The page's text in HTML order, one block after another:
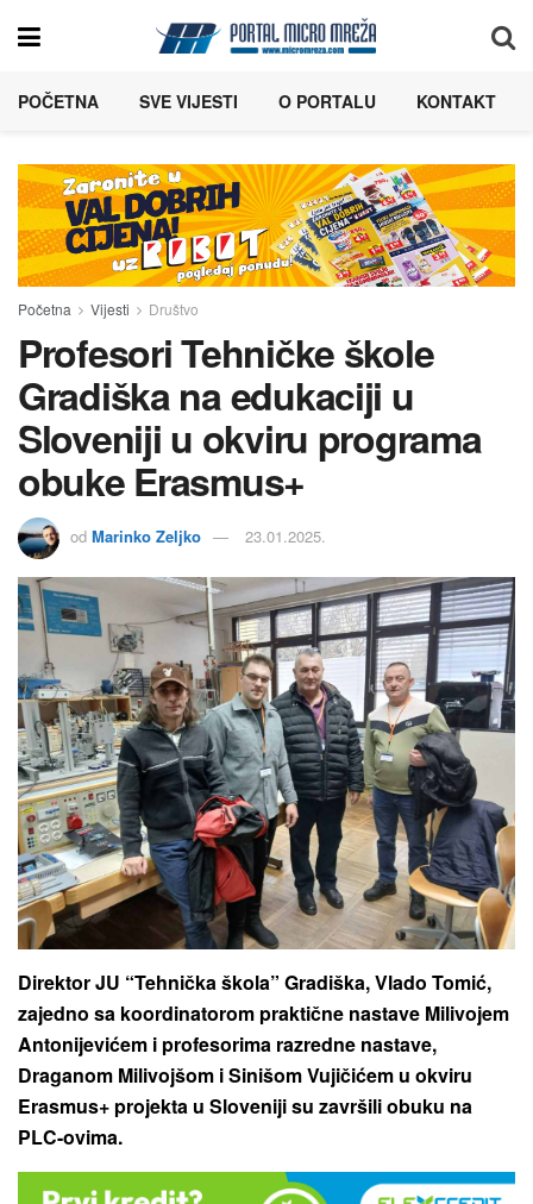
POČETNA SVE VIJESTI O PORTALU KONTAKT
Početna Vijesti Društvo
Profesori Tehničke škole
Gradiška na edukaciji u
Sloveniji u okviru programa
obuke Erasmus+
od Marinko Zeljko 23.01.2025.
Direktor JU “Tehnička škola” Gradiška, Vlado Tomić,
zajedno sa koordinatorom praktične nastave Milivojem
Antonijevićem i profesorima razredne nastave,
Draganom Milivojšom i Sinišom Vujičićem u okviru
Erasmus+ projekta u Sloveniji su završili obuku na
PLC-ovima.